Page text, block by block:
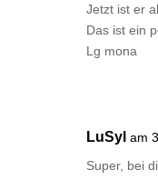
Jetzt ist er
Das ist ein
Lg mona
LuSyl am
Super, bei